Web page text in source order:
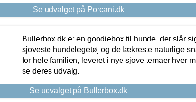
Se udvalget på Porcani.dk
Bullerbox.dk er en goodiebox til hunde, der slår
sjoveste hundelegetøj og de lækreste naturlige
for hele familien, leveret i nye sjove temaer hver
se deres udvalg.
Se udvalget på Bullerbox.dk